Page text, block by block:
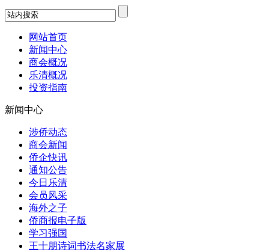
网站首页
新闻中心
商会概况
乐清概况
投资指南
新闻中心
涉侨动态
商会新闻
侨企快讯
通知公告
今日乐清
会员风采
海外之子
侨商报电子版
学习强国
王十朋诗词书法名家展